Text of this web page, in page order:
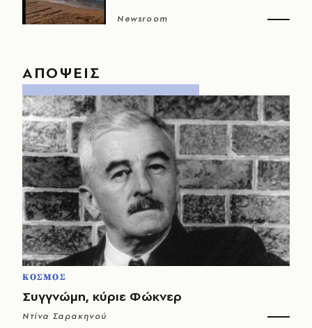
Newsroom
ΑΠΟΨΕΙΣ
ΚΟΣΜΟΣ
Συγγνώμη, κύριε Φώκνερ
Ντίνα Σαρακηνού